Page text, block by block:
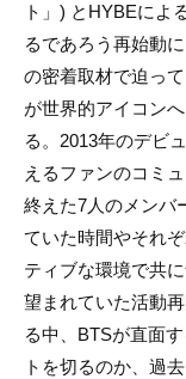
ト」) とHYBEによ
るであろう再始動
の密着取材で迫っ
が世界的アイコン
る。2013年のデビ
えるファンのコミ
終えた7人のメンバ
ていた時間やそれ
ティブな環境で共
望まれていた活動
る中、BTSが直面
トを切るのか、過